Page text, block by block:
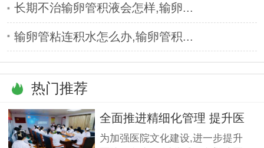
长期不治输卵管积液会怎样,输卵...
输卵管粘连积水怎么办,输卵管积...
热门推荐
全面推进精细化管理 提升医
疗服
为加强医院文化建设,进一步提升